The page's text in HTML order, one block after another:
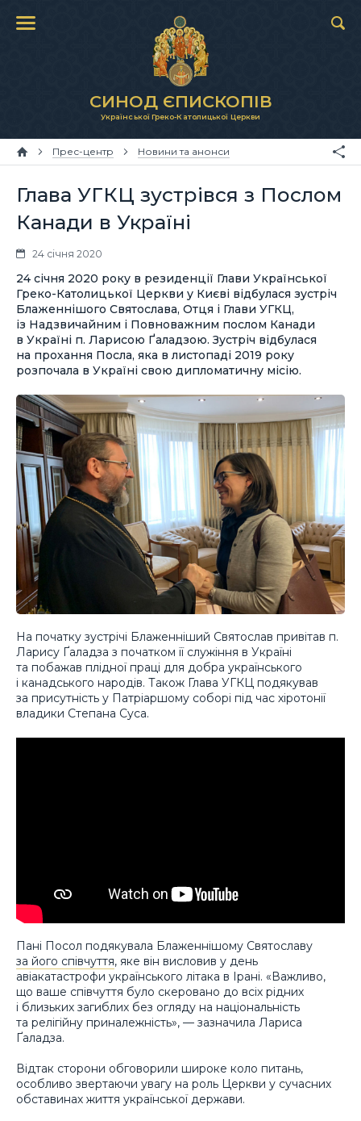
СИНОД ЄПИСКОПІВ
Української Греко-Католицької Церкви
Прес-центр Новини та анонси
Глава УГКЦ зустрівся з Послом
Канади в Україні
24 січня 2020
24 січня 2020 року в резиденції Глави Української
Греко-Католицької Церкви у Києві відбулася зустріч
Блаженнішого Святослава, Отця і Глави УГКЦ,
із Надзвичайним і Повноважним послом Канади
в Україні п. Ларисою Ґаладзою. Зустріч відбулася
на прохання Посла, яка в листопаді 2019 року
розпочала в Україні свою дипломатичну місію.
На початку зустрічі Блаженніший Святослав привітав п.
Ларису Ґаладза з початком її служіння в Україні
та побажав плідної праці для добра українського
і канадського народів. Також Глава УГКЦ подякував
за присутність у Патріаршому соборі під час хіротонії
владики Степана Суса.
Пані Посол подякувала Блаженнішому Святославу
за його співчуття, яке він висловив у день
авіакатастрофи українського літака в Ірані. «Важливо,
що ваше співчуття було скеровано до всіх рідних
і близьких загиблих без огляду на національність
та релігійну приналежність», — зазначила Лариса
Ґаладза.
Відтак сторони обговорили широке коло питань,
особливо звертаючи увагу на роль Церкви у сучасних
обставинах життя української держави.